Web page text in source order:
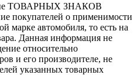
ТОВАРНЫХ ЗНАКОВ
покупателей о применимости
марке автомобиля, то есть на
Данная информация не
относительно
и его производителе, не
указанных товарных